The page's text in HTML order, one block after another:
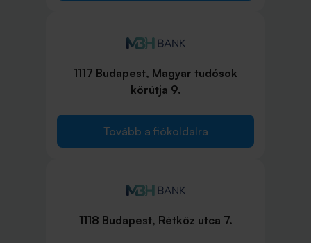
1117 Budapest, Magyar tudósok
körútja 9.
Tovább a fiókoldalra
1118 Budapest, Rétköz utca 7.